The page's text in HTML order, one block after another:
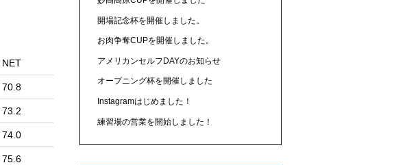
NET
70.8
73.2
74.0
75.6
開場記念杯を開催しました。
お肉争奪CUPを開催しました。
アメリカンセルフDAYのお知らせ
オープニング杯を開催しました
Instagramはじめました！
練習場の営業を開始しました！